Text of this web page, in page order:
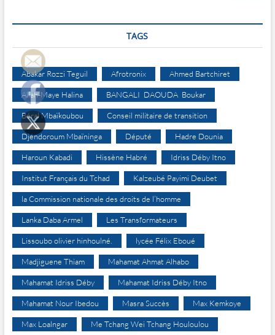
TAGS
Abakar Rozzi Teguil Afrotronix Ahmed Bartchiret
Allah-Maye Halina BANGALI DAOUDA Boukar
Béral Mbaïkoubou Conseil militaire de transition
Djéndoroum Mbaïninga Député Hadre Dounia
Haroun Kabadi Hissène Habré Idriss Déby Itno
Institut Français du Tchad Kalzeubé Payimi Deubet
la Commission nationale des droits de l’homme
Lanka Daba Armel Les Transformateurs
Lissoubo olivier hinhoulné. lycée Félix Eboué
Madjiguene Thiam Mahamat Ahmat Alhabo
Mahamat Idriss Déby Mahamat Idriss Déby Itno
Mahamat Nour Ibedou Masra Succès Max Kemkoye
Max Loalngar Me Tchang Wei Tchang Houloulou